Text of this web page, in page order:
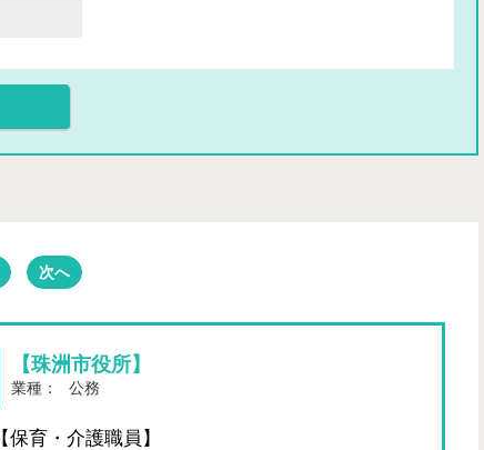
次へ
【珠洲市役所】
業種： 公務
【保育・介護職員】